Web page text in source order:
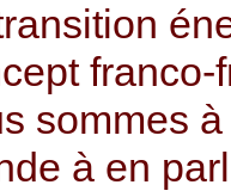
franco-
sommes
à en